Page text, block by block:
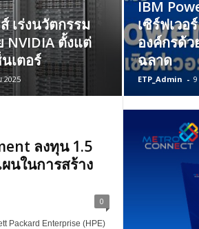
เร่งนวัตกรรม
NVIDIA ตั้งแต่
เตอร์
2025
IBM
เซิร์ฟเวอ
องค์กรด้ว
ฉลาด
ETP_Admin -
ลงทุน 1.5
นในการสร้าง
0
Packard Enterprise (HPE)